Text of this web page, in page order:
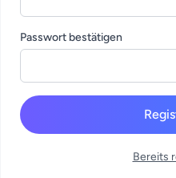
Passwort bestätigen
Bereits